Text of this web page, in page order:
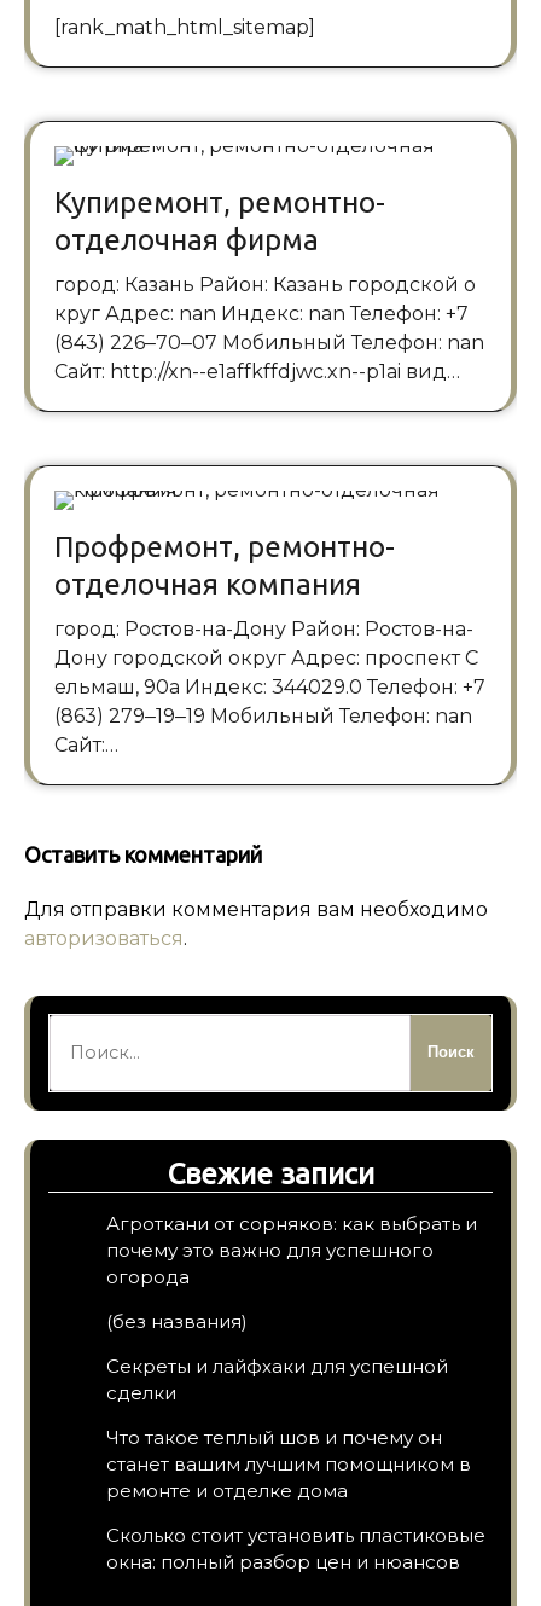
[rank_math_html_sitemap]
Купиремонт, ремонтно-
отделочная фирма
город: Казань Район: Казань городской о
круг Адрес: nan Индекс: nan Телефон: +7
(843) 226‒70‒07 Мобильный Телефон: nan
Сайт: http://xn--e1affkffdjwc.xn--p1ai вид…
Профремонт, ремонтно-
отделочная компания
город: Ростов-на-Дону Район: Ростов-на-
Дону городской округ Адрес: проспект С
ельмаш, 90а Индекс: 344029.0 Телефон: +7
(863) 279‒19‒19 Мобильный Телефон: nan
Сайт:…
Оставить комментарий
Для отправки комментария вам необходимо
авторизоваться.
Свежие записи
Агроткани от сорняков: как выбрать и
почему это важно для успешного
огорода
(без названия)
Секреты и лайфхаки для успешной
сделки
Что такое теплый шов и почему он
станет вашим лучшим помощником в
ремонте и отделке дома
Сколько стоит установить пластиковые
окна: полный разбор цен и нюансов